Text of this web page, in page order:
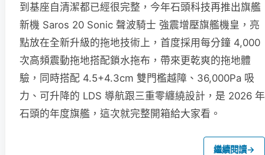
到基座自清潔都已經很完整，今年石頭科技再推出旗艦
新機 Saros 20 Sonic 聲波騎士 強震增壓旗艦機皇，亮
點放在全新升級的拖地技術上，首度採用每分鐘 4,000
次高頻震動拖地搭配鎖水拖布，帶來更乾爽的拖地體
驗，同時搭配 4.5+4.3cm 雙門檻越障、36,000Pa 吸
力、可升降的 LDS 導航跟三重零纏繞設計，是 2026 年
石頭的年度旗艦，這次就完整開箱給大家看。
繼續閱讀→